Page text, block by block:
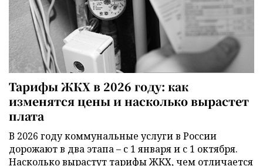
Тарифы ЖКХ в 2026 году: как
изменятся цены и насколько вырастет
плата
В 2026 году коммунальные услуги в России
дорожают в два этапа – с 1 января и с 1 октября.
Насколько вырастут тарифы ЖКХ, чем отличается